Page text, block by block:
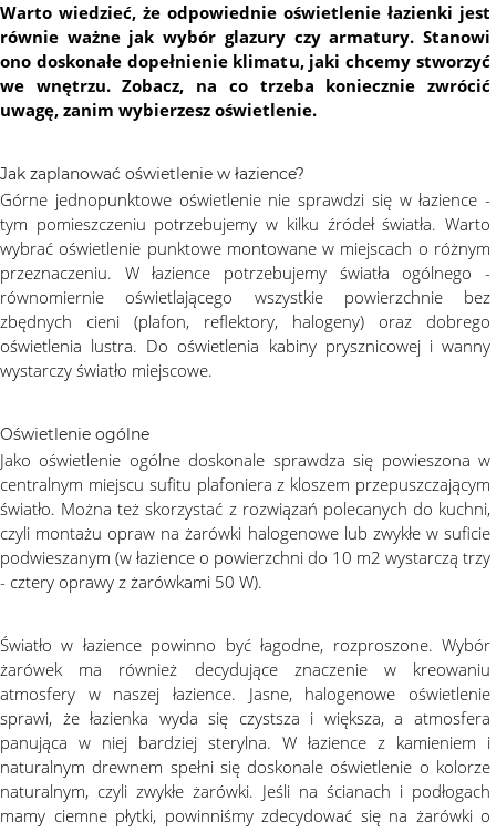
Warto wiedzieć, że odpowiednie oświetlenie łazienki jest
równie ważne jak wybór glazury czy armatury. Stanowi
ono doskonałe dopełnienie klimatu, jaki chcemy stworzyć
we wnętrzu. Zobacz, na co trzeba koniecznie zwrócić
uwagę, zanim wybierzesz oświetlenie.
Jak zaplanować oświetlenie w łazience?
Górne jednopunktowe oświetlenie nie sprawdzi się w łazience -
tym pomieszczeniu potrzebujemy w kilku źródeł światła. Warto
wybrać oświetlenie punktowe montowane w miejscach o różnym
przeznaczeniu. W łazience potrzebujemy światła ogólnego -
równomiernie oświetlającego wszystkie powierzchnie bez
zbędnych cieni (plafon, reflektory, halogeny) oraz dobrego
oświetlenia lustra. Do oświetlenia kabiny prysznicowej i wanny
wystarczy światło miejscowe.
Oświetlenie ogólne
Jako oświetlenie ogólne doskonale sprawdza się powieszona w
centralnym miejscu sufitu plafoniera z kloszem przepuszczającym
światło. Można też skorzystać z rozwiązań polecanych do kuchni,
czyli montażu opraw na żarówki halogenowe lub zwykłe w suficie
podwieszanym (w łazience o powierzchni do 10 m2 wystarczą trzy
- cztery oprawy z żarówkami 50 W).
Światło w łazience powinno być łagodne, rozproszone. Wybór
żarówek ma również decydujące znaczenie w kreowaniu
atmosfery w naszej łazience. Jasne, halogenowe oświetlenie
sprawi, że łazienka wyda się czystsza i większa, a atmosfera
panująca w niej bardziej sterylna. W łazience z kamieniem i
naturalnym drewnem spełni się doskonale oświetlenie o kolorze
naturalnym, czyli zwykłe żarówki. Jeśli na ścianach i podłogach
mamy ciemne płytki, powinniśmy zdecydować się na żarówki o